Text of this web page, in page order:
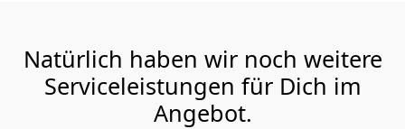
Natürlich haben wir noch weitere
Serviceleistungen für Dich im
Angebot.